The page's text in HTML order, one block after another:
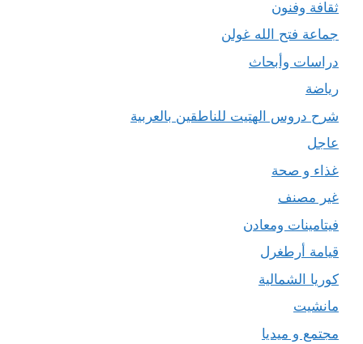
ثقافة وفنون
جماعة فتح الله غولن
دراسات وأبحاث
رياضة
شرح دروس الهتيت للناطقين بالعربية
عاجل
غذاء و صحة
غير مصنف
فيتامينات ومعادن
قيامة أرطغرل
كوريا الشمالية
مانشيت
مجتمع و ميديا